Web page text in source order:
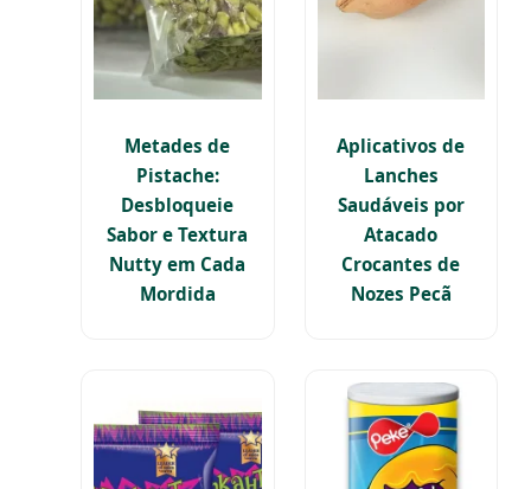
Metades de
Pistache:
Desbloqueie
Sabor e Textura
Nutty em Cada
Mordida
Aplicativos de
Lanches
Saudáveis por
Atacado
Crocantes de
Nozes Pecã